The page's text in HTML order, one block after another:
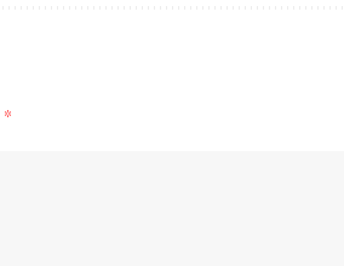
*